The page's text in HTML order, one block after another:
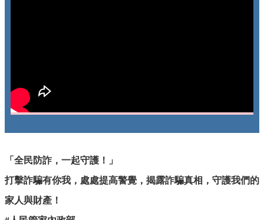
「全民防詐，一起守護！」
打擊詐騙有你我，處處提高警覺，揭露詐騙真相，守護我們的
家人與財產！